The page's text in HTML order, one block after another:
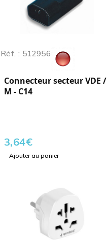
Réf. : 512956
Connecteur secteur VDE /
M - C14
3,64€
Ajouter au panier